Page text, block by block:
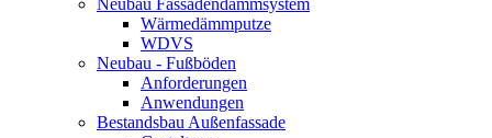
Wärmedämmputze
WDVS
Neubau - Fußböden
Anforderungen
Anwendungen
Bestandsbau Außenfassade